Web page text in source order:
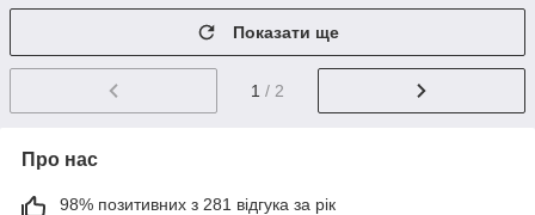
Показати ще
1 / 2
Про нас
98% позитивних з 281 відгука за рік